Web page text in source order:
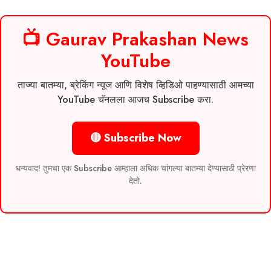
📺 Gaurav Prakashan News
YouTube
ताज्या बातम्या, ब्रेकिंग न्यूज आणि विशेष व्हिडिओ पाहण्यासाठी आमच्या
YouTube चॅनलला आजच Subscribe करा.
🔴 Subscribe Now
धन्यवाद! तुमचा एक Subscribe आम्हाला अधिक चांगल्या बातम्या देण्यासाठी प्रेरणा
देतो.